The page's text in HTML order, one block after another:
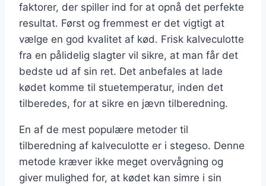
faktorer, der spiller ind for at opnå det perfekte
resultat. Først og fremmest er det vigtigt at
vælge en god kvalitet af kød. Frisk kalveculotte
fra en pålidelig slagter vil sikre, at man får det
bedste ud af sin ret. Det anbefales at lade
kødet komme til stuetemperatur, inden det
tilberedes, for at sikre en jævn tilberedning.
En af de mest populære metoder til
tilberedning af kalveculotte er i stegeso. Denne
metode kræver ikke meget overvågning og
giver mulighed for, at kødet kan simre i sin